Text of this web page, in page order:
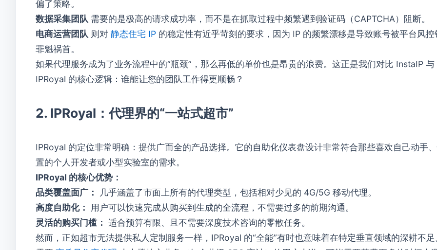
偏了策略。
数据采集团队 需要的是极高的请求成功率，而不是在抓取过程中频繁遇到验证码（CAPTCHA）阻断。
电商运营团队 则对 静态住宅 IP 的稳定性有近乎苛刻的要求，因为 IP 的频繁漂移是导致账号被平台风控
罪魁祸首。
如果代理服务成为了业务流程中的“瓶颈”，那么再低的单价也是昂贵的浪费。这正是我们对比 InstaIP 与
IPRoyal 的核心逻辑：谁能让您的团队工作得更顺畅？
2. IPRoyal：代理界的“一站式超市”
IPRoyal 的定位非常明确：提供广而全的产品选择。它的自助化仪表盘设计非常符合那些喜欢自己动手
置的个人开发者或小型实验室的需求。
IPRoyal 的核心优势：
品类覆盖面广：
几乎涵盖了市面上所有的代理类型，包括相对少见的 4G/5G 移动代理。
高度自助化：
用户可以快速完成从购买到生成的全流程，不需要过多的前期沟通。
灵活的购买门槛： 适合预算有限、且不需要深度技术咨询的零散任务。
然而，正如超市无法提供私人定制服务一样，IPRoyal 的“全能”有时也意味着在特定垂直领域的深耕不